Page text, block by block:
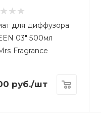
для диффузора
03" 500мл
Fragrance
руб./шт